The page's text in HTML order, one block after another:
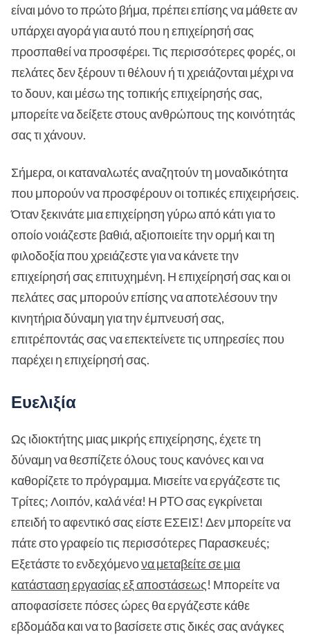
είναι μόνο το πρώτο βήμα, πρέπει επίσης να μάθετε αν
υπάρχει αγορά για αυτό που η επιχείρησή σας
προσπαθεί να προσφέρει. Τις περισσότερες φορές, οι
πελάτες δεν ξέρουν τι θέλουν ή τι χρειάζονται μέχρι να
το δουν, και μέσω της τοπικής επιχείρησής σας,
μπορείτε να δείξετε στους ανθρώπους της κοινότητάς
σας τι χάνουν.
Σήμερα, οι καταναλωτές αναζητούν τη μοναδικότητα
που μπορούν να προσφέρουν οι τοπικές επιχειρήσεις.
Όταν ξεκινάτε μια επιχείρηση γύρω από κάτι για το
οποίο νοιάζεστε βαθιά, αξιοποιείτε την ορμή και τη
φιλοδοξία που χρειάζεστε για να κάνετε την
επιχείρησή σας επιτυχημένη. Η επιχείρησή σας και οι
πελάτες σας μπορούν επίσης να αποτελέσουν την
κινητήρια δύναμη για την έμπνευσή σας,
επιτρέποντάς σας να επεκτείνετε τις υπηρεσίες που
παρέχει η επιχείρησή σας.
Ευελιξία
Ως ιδιοκτήτης μιας μικρής επιχείρησης, έχετε τη
δύναμη να θεσπίζετε όλους τους κανόνες και να
καθορίζετε το πρόγραμμα. Μισείτε να εργάζεστε τις
Τρίτες; Λοιπόν, καλά νέα! Η PTO σας εγκρίνεται
επειδή το αφεντικό σας είστε ΕΣΕΙΣ! Δεν μπορείτε να
πάτε στο γραφείο τις περισσότερες Παρασκευές;
Εξετάστε το ενδεχόμενονα μεταβείτε σε μια
κατάσταση εργασίας εξ αποστάσεως! Μπορείτε να
αποφασίσετε πόσες ώρες θα εργάζεστε κάθε
εβδομάδα και να το βασίσετε στις δικές σας ανάγκες